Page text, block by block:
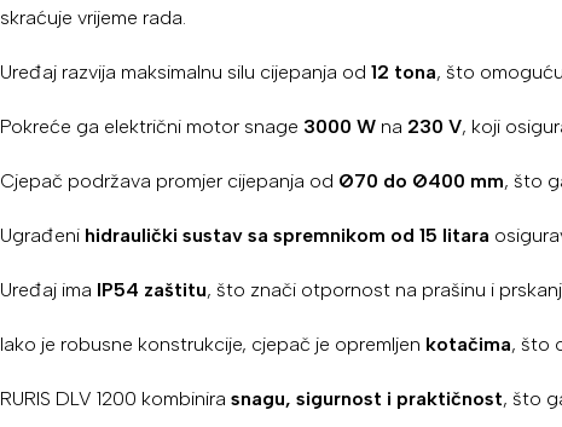
skraćuje vrijeme rada.
Uređaj razvija maksimalnu silu cijepanja od 12 tona, što
Pokreće ga električni motor snage 3000 W na 230 V, koji
Cjepač podržava promjer cijepanja od Ø70 do Ø400 mm, što
Ugrađeni hidraulički sustav sa spremnikom od 15 litara
Uređaj ima IP54 zaštitu, što znači otpornost na prašinu i
Iako je robusne konstrukcije, cjepač je opremljen kotačima, što
RURIS DLV 1200 kombinira snagu, sigurnost i praktičnost, što